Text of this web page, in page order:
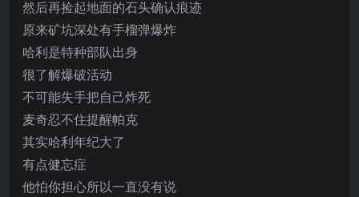
然后再捡起地面的石头确认痕迹
原来矿坑深处有手榴弹爆炸
哈利是特种部队出身
很了解爆破活动
不可能失手把自己炸死
麦奇忍不住提醒帕克
其实哈利年纪大了
有点健忘症
他怕你担心所以一直没有说